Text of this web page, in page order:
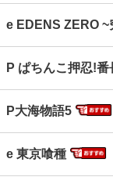
e EDENS ZERO ~
P ぱちんこ押忍!
P大海物語5
e 東京喰種